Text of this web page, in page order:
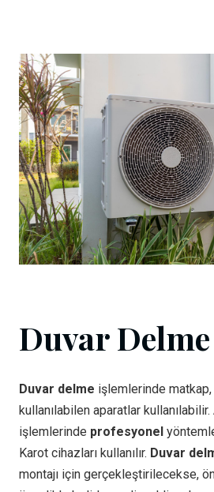
Duvar Delme
Duvar delme işlemlerinde
kullanılabilen aparatlar kullanılabilir.
işlemlerinde profesyonel
Karot cihazları kullanılır. Duvar
montajı için gerçekleştirilecekse,